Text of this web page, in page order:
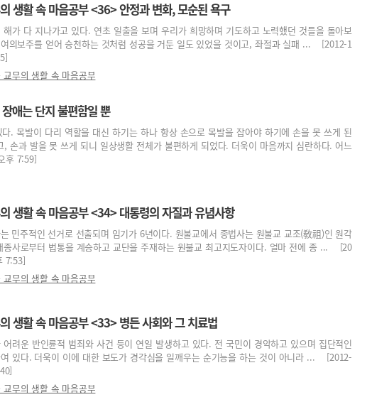
생활 속 마음공부 <36> 안정과 변화, 모순된 욕구
해가 다 지나가고 있다. 연초 일출을 보며 우리가 희망하며 기도하고 노력했던 것들을 돌아보
의보주를 얻어 승천하는 것처럼 성공을 거둔 일도 있었을 것이고, 좌절과 실패 ... [2012-1
교무의 생활 속 마음공부
애는 단지 불편함일 뿐
. 목발이 다리 역할을 대신 하기는 하나 항상 손으로 목발을 잡아야 하기에 손을 못 쓰게 된
손과 발을 못 쓰게 되니 일상생활 전체가 불편하게 되었다. 더욱이 마음까지 심란하다. 어느
후 7:59]
생활 속 마음공부 <34> 대통령의 자질과 유념사항
민주적인 선거로 선출되며 임기가 6년이다. 원불교에서 종법사는 원불교 교조(敎祖)인 원각
종사로부터 법통을 계승하고 교단을 주재하는 원불교 최고지도자이다. 얼마 전에 종 ... [20
7:53]
교무의 생활 속 마음공부
생활 속 마음공부 <33> 병든 사회와 그 치료법
어려운 반인륜적 범죄와 사건 등이 연일 발생하고 있다. 전 국민이 경악하고 있으며 집단적인
있다. 더욱이 이에 대한 보도가 경각심을 일깨우는 순기능을 하는 것이 아니라 ... [2012-
교무의 생활 속 마음공부